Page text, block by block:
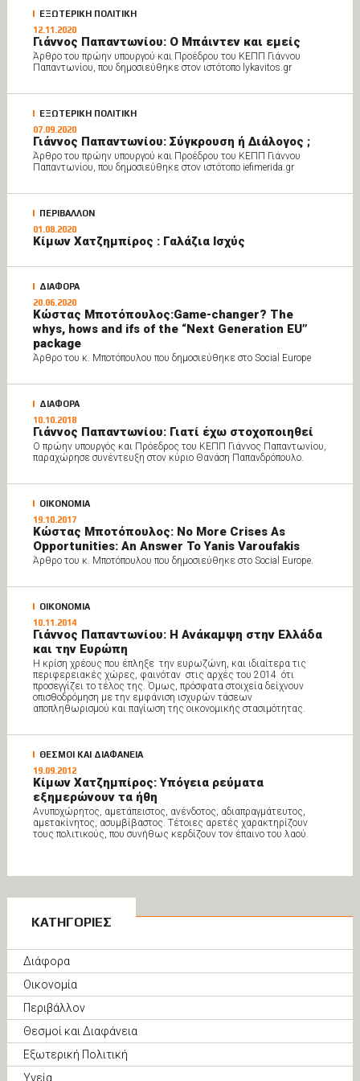
ΕΞΩΤΕΡΙΚΗ ΠΟΛΙΤΙΚΗ
12.11.2020
Γιάννος Παπαντωνίου: O Mπάιντεν και εμείς
Άρθρο του πρώην υπουργού και Προέδρου του ΚΕΠΠ Γιάννου
Παπαντωνίου, που δημοσιεύθηκε στον ιστότοπο lykavitos.gr
ΕΞΩΤΕΡΙΚΗ ΠΟΛΙΤΙΚΗ
07.09.2020
Γιάννος Παπαντωνίου: Σύγκρουση ή Διάλογος ;
Άρθρο του πρώην υπουργού και Προέδρου του ΚΕΠΠ Γιάννου
Παπαντωνίου, που δημοσιεύθηκε στον ιστότοπο iefimerida.gr
ΠΕΡΙΒΑΛΛΟΝ
01.08.2020
Κίμων Χατζημπίρος : Γαλάζια Ισχύς
ΔΙΑΦΟΡΑ
20.06.2020
Κώστας Μποτόπουλος:Game-changer? The
whys, hows and ifs of the “Next Generation EU”
package
Άρθρο του κ. Μποτόπουλου που δημοσιεύθηκε στο Social Europe
ΔΙΑΦΟΡΑ
10.10.2018
Γιάννος Παπαντωνίου: Γιατί έχω στοχοποιηθεί
Ο πρώην υπουργός και Πρόεδρος του ΚΕΠΠ Γιάννος Παπαντωνίου,
παραχώρησε συνέντευξη στον κύριο Θανάση Παπανδρόπουλο.
ΟΙΚΟΝΟΜΙΑ
19.10.2017
Κώστας Μποτόπουλος: No More Crises As
Opportunities: An Answer To Yanis Varoufakis
Άρθρο του κ. Μποτόπουλου που δημοσιεύθηκε στο Social Europe.
ΟΙΚΟΝΟΜΙΑ
10.11.2014
Γιάννος Παπαντωνίου: Η Ανάκαμψη στην Ελλάδα
και την Ευρώπη
Η κρίση χρέους που έπληξε την ευρωζώνη, και ιδιαίτερα τις
περιφερειακές χώρες, φαινόταν στις αρχές του 2014 ότι
προσεγγίζει το τέλος της. Όμως, πρόσφατα στοιχεία δείχνουν
οπισθοδρόμηση με την εμφάνιση ισχυρών τάσεων
αποπληθωρισμού και παγίωση της οικονομικής στασιμότητας.
ΘΕΣΜΟΙ ΚΑΙ ΔΙΑΦΑΝΕΙΑ
19.09.2012
Κίμων Χατζημπίρος: Υπόγεια ρεύματα
εξημερώνουν τα ήθη
Ανυποχώρητος, αμετάπειστος, ανένδοτος, αδιαπραγμάτευτος,
αμετακίνητος, ασυμβίβαστος. Τέτοιες αρετές χαρακτηρίζουν
τους πολιτικούς, που συνήθως κερδίζουν τον έπαινο του λαού.
ΚΑΤΗΓΟΡΙΕΣ
Διάφορα
Οικονομία
Περιβάλλον
Θεσμοί και Διαφάνεια
Εξωτερική Πολιτική
Υγεία